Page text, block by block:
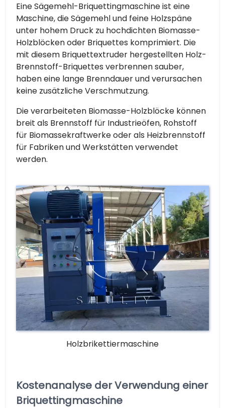
Eine Sägemehl-Briquettingmaschine ist eine
Maschine, die Sägemehl und feine Holzspäne
unter hohem Druck zu hochdichten Biomasse-
Holzblöcken oder Briquettes komprimiert. Die
mit diesem Briquettextruder hergestellten Holz-
Brennstoff-Briquettes verbrennen sauber,
haben eine lange Brenndauer und verursachen
keine zusätzliche Verschmutzung.
Die verarbeiteten Biomasse-Holzblöcke können
breit als Brennstoff für Industrieöfen, Rohstoff
für Biomassekraftwerke oder als Heizbrennstoff
für Fabriken und Werkstätten verwendet
werden.
Holzbrikettiermaschine
Kostenanalyse der Verwendung einer
Briquettingmaschine